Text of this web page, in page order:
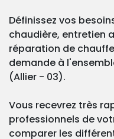
Définissez vos
chaudière, entretien
réparation de
demande à
(Allier - 03).
Vous recevrez très
professionnels de
comparer les